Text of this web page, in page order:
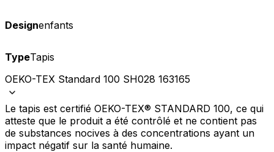
Designenfants
TypeTapis
OEKO-TEX Standard 100 SH028 163165
Le tapis est certifié OEKO-TEX® STANDARD 100, ce qui
atteste que le produit a été contrôlé et ne contient pas
de substances nocives à des concentrations ayant un
impact négatif sur la santé humaine.